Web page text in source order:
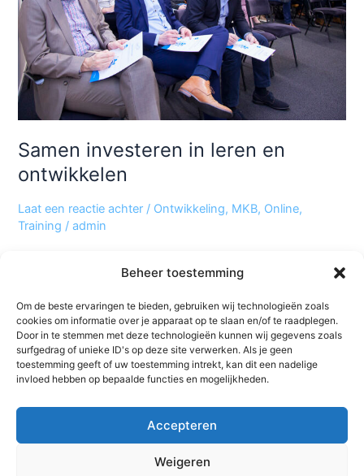
Beheer toestemming
Om de beste ervaringen te bieden, gebruiken wij technologieën zoals
cookies om informatie over je apparaat op te slaan en/of te raadplegen.
Door in te stemmen met deze technologieën kunnen wij gegevens zoals
surfgedrag of unieke ID's op deze site verwerken. Als je geen
toestemming geeft of uw toestemming intrekt, kan dit een nadelige
invloed hebben op bepaalde functies en mogelijkheden.
Accepteren
Weigeren
Samen investeren in leren en
ontwikkelen
Laat een reactie achter / Ontwikkeling, MKB, Online,
Training /admin
bedrijf en op je medewerkers af. Het wordt steeds lastiger
geldt ook voor het behouden van je medewerkers.
Daarnaast zie je binnen veel bedrijven dat het voor veel
medewerkers een grote uitdaging is om bij te
ontwikkelen